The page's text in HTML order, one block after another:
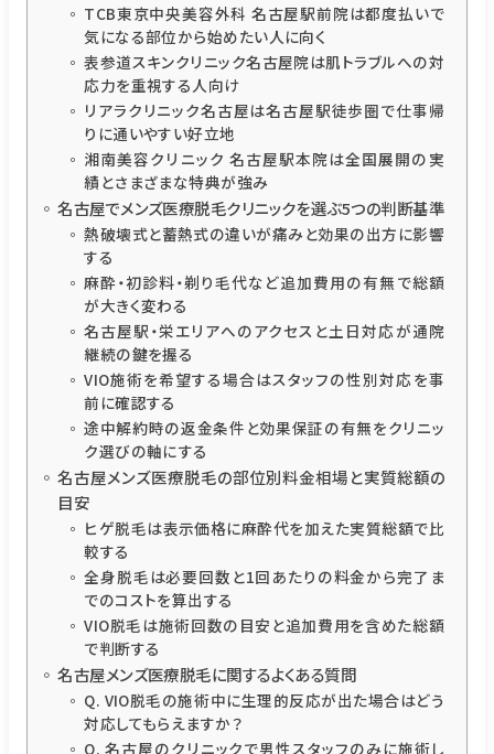
TCB東京中央美容外科 名古屋駅前院は都度払いで
気になる部位から始めたい人に向く
表参道スキンクリニック名古屋院は肌トラブルへの対
応力を重視する人向け
リアラクリニック名古屋は名古屋駅徒歩圏で仕事帰
りに通いやすい好立地
湘南美容クリニック 名古屋駅本院は全国展開の実
績とさまざまな特典が強み
名古屋でメンズ医療脱毛クリニックを選ぶ5つの判断基準
熱破壊式と蓄熱式の違いが痛みと効果の出方に影響
する
麻酔・初診料・剃り毛代など追加費用の有無で総額
が大きく変わる
名古屋駅・栄エリアへのアクセスと土日対応が通院
継続の鍵を握る
VIO施術を希望する場合はスタッフの性別対応を事
前に確認する
途中解約時の返金条件と効果保証の有無をクリニッ
ク選びの軸にする
名古屋メンズ医療脱毛の部位別料金相場と実質総額の
目安
ヒゲ脱毛は表示価格に麻酔代を加えた実質総額で比
較する
全身脱毛は必要回数と1回あたりの料金から完了ま
でのコストを算出する
VIO脱毛は施術回数の目安と追加費用を含めた総額
で判断する
名古屋メンズ医療脱毛に関するよくある質問
Q. VIO脱毛の施術中に生理的反応が出た場合はどう
対応してもらえますか？
Q. 名古屋のクリニックで男性スタッフのみに施術し